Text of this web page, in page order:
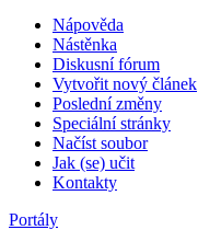
Nápověda
Nástěnka
Diskusní fórum
Vytvořit nový článek
Poslední změny
Speciální stránky
Načíst soubor
Jak (se) učit
Kontakty
Portály